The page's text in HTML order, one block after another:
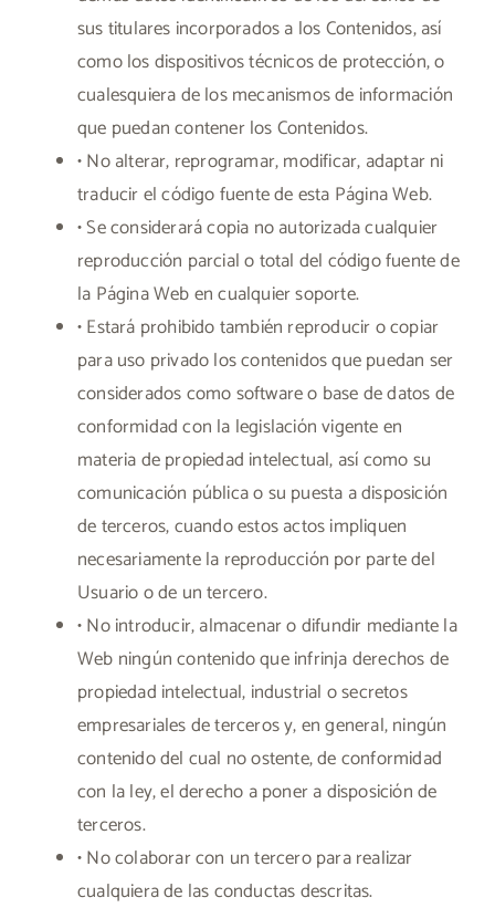
sus titulares incorporados a los Contenidos, así
como los dispositivos técnicos de protección, o
cualesquiera de los mecanismos de información
que puedan contener los Contenidos.
• No alterar, reprogramar, modificar, adaptar ni
traducir el código fuente de esta Página Web.
• Se considerará copia no autorizada cualquier
reproducción parcial o total del código fuente de
la Página Web en cualquier soporte.
• Estará prohibido también reproducir o copiar
para uso privado los contenidos que puedan ser
considerados como software o base de datos de
conformidad con la legislación vigente en
materia de propiedad intelectual, así como su
comunicación pública o su puesta a disposición
de terceros, cuando estos actos impliquen
necesariamente la reproducción por parte del
Usuario o de un tercero.
• No introducir, almacenar o difundir mediante la
Web ningún contenido que infrinja derechos de
propiedad intelectual, industrial o secretos
empresariales de terceros y, en general, ningún
contenido del cual no ostente, de conformidad
con la ley, el derecho a poner a disposición de
terceros.
• No colaborar con un tercero para realizar
cualquiera de las conductas descritas.